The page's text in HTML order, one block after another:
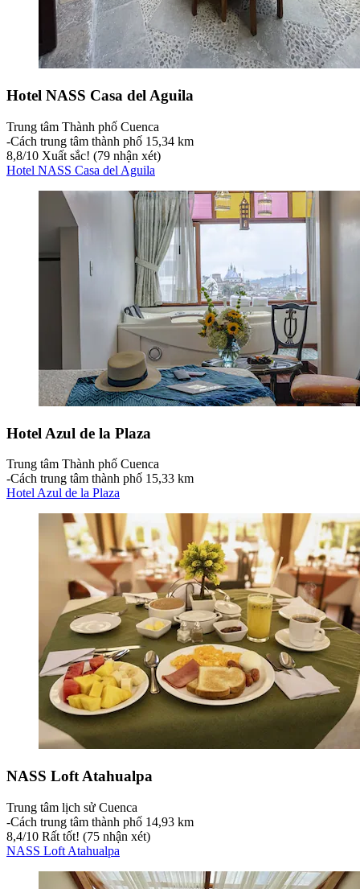
Hotel NASS Casa del Aguila
Trung tâm Thành phố Cuenca
‐Cách trung tâm thành phố 15,34 km
8,8/10 Xuất sắc! (79 nhận xét)
Hotel NASS Casa del Aguila
Hotel Azul de la Plaza
Trung tâm Thành phố Cuenca
‐Cách trung tâm thành phố 15,33 km
Hotel Azul de la Plaza
NASS Loft Atahualpa
Trung tâm lịch sử Cuenca
‐Cách trung tâm thành phố 14,93 km
8,4/10 Rất tốt! (75 nhận xét)
NASS Loft Atahualpa